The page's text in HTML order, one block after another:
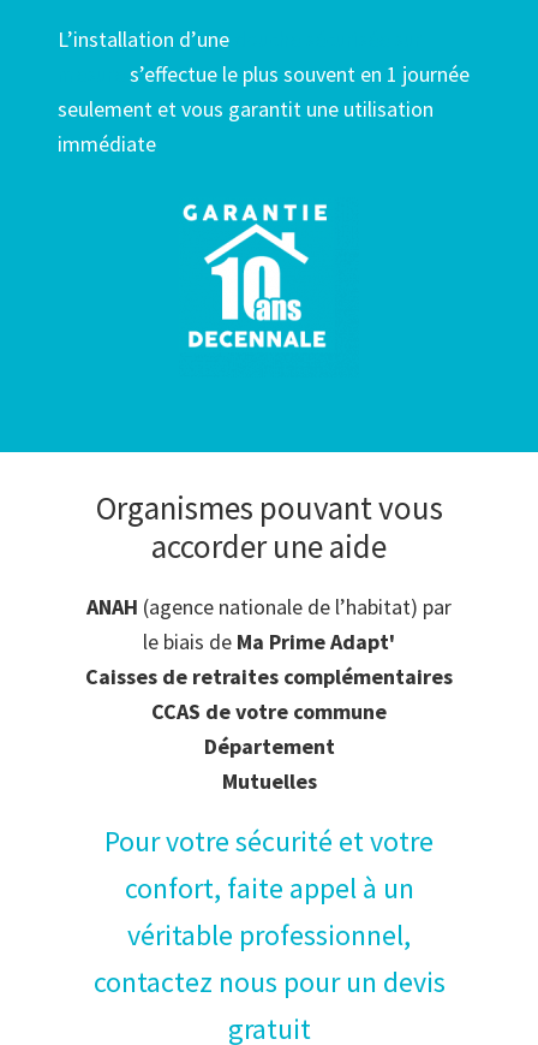
L’installation d’une
s’effectue le plus souvent en 1 journée
seulement et vous garantit une utilisation
immédiate
Organismes pouvant vous
accorder une aide
ANAH (agence nationale de l’habitat) par
le biais de Ma Prime Adapt'
Caisses de retraites complémentaires
CCAS de votre commune
Département
Mutuelles
Pour votre sécurité et votre
confort, faite appel à un
véritable professionnel,
contactez nous pour un devis
gratuit